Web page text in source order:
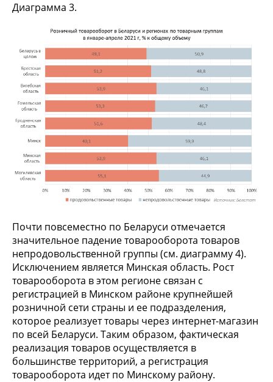
Диаграмма 3.
Почти повсеместно по Беларуси отмечается
значительное падение товарооборота товаров
непродовольственной группы (см. диаграмму 4).
Исключением является Минская область. Рост
товарооборота в этом регионе связан с
регистрацией в Минском районе крупнейшей
розничной сети страны и ее подразделения,
которое реализует товары через интернет-магазин
по всей Беларуси. Таким образом, фактическая
реализация товаров осуществляется в
большинстве территорий, а регистрация
товарооборота идет по Минскому району.